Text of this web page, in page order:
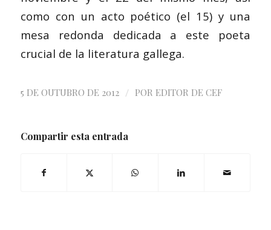
como con un acto poético (el 15) y una
mesa redonda dedicada a este poeta
crucial de la literatura gallega.
5 DE OUTUBRO DE 2012 / POR EDITOR DE CEF
Compartir esta entrada